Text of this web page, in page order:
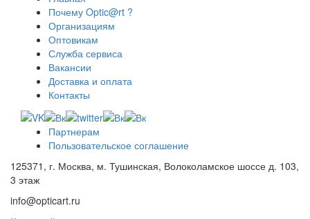
Почему Optic@rt ?
Организациям
Оптовикам
Служба сервиса
Вакансии
Доставка и оплата
Контакты
Партнерам
Пользовательское соглашение
125371, г. Москва, м. Тушинская, Волоколамское шоссе д. 103,
3 этаж
info@opticart.ru